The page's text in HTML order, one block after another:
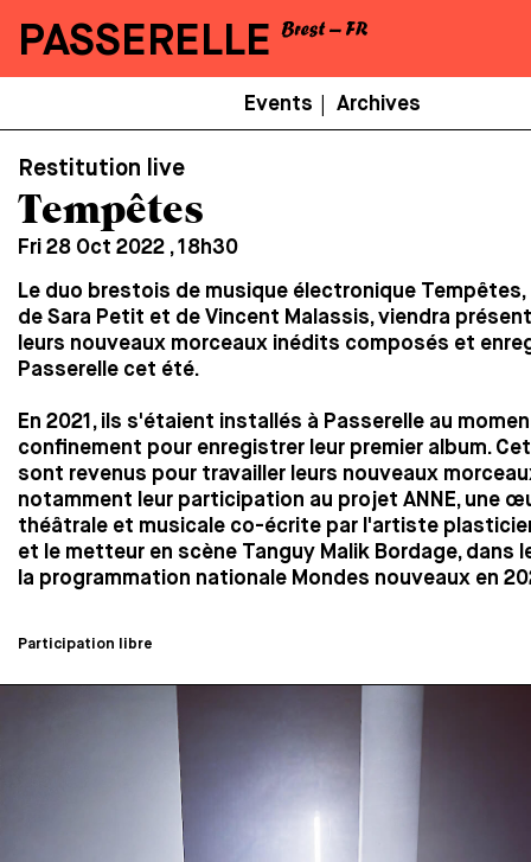
PASSERELLE
Secondaire
Events Archives
Restitution live
Tempêtes
Fri 28 Oct 2022 , 18h30
Le duo brestois de musique électronique
de Sara Petit et de Vincent Malassis, viendra
leurs nouveaux morceaux inédits composés et
Passerelle cet été.
En 2021, ils s'étaient installés à Passerelle au
confinement pour enregistrer leur premier album.
sont revenus pour travailler leurs nouveaux
notamment leur participation au projet ANNE, une
théâtrale et musicale co-écrite par l'artiste
et le metteur en scène Tanguy Malik Bordage, dans
la programmation nationale Mondes nouveaux en
Participation libre